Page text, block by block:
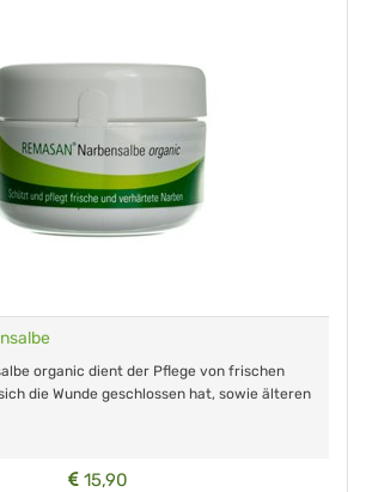
organic dient der Pflege von frischen
die Wunde geschlossen hat, sowie älteren
15,90